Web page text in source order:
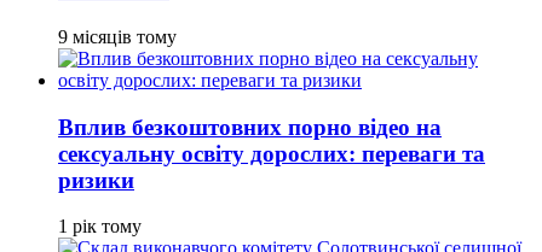
9 місяців тому
Вплив безкоштовних порно відео на
сексуальну освіту дорослих: переваги та
ризики
1 рік тому